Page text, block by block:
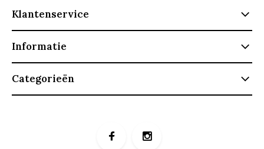
Klantenservice
Informatie
Categorieën